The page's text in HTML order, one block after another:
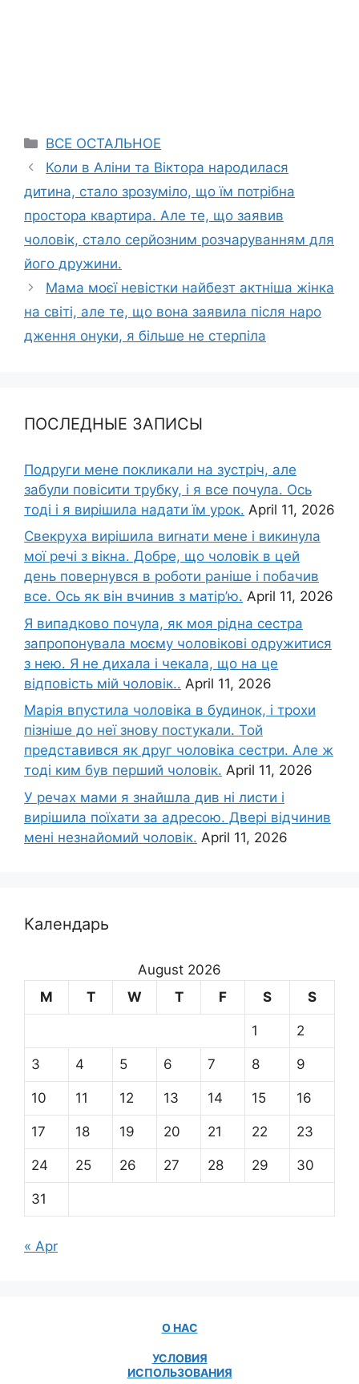
Categories
ВСЕ ОСТАЛЬНОЕ
Коли в Аліни та Віктора народилася
дитина, стало зрозуміло, що їм потрібна
простора квартира. Але те, що заявив
чоловік, стало серйозним розчаруванням для
його дружини.
Мама моєї невістки найбезт актніша жінка
на світі, але те, що вона заявила після наро
дження онуки, я більше не стеpпіла
ПОСЛЕДНЫЕ ЗАПИСЫ
Подруги мене покликали на зустріч, але
забули повісити трубку, і я все почула. Ось
тоді і я вирішила надати їм урок. April 11, 2026
Свекруха вирішила виrнати мене і викинула
мої речі з вікна. Добре, що чоловік в цей
день повернувся в роботи раніше і побачив
все. Ось як він вчинив з матір’ю. April 11, 2026
Я випадково почула, як моя рідна сестра
запропонувала моєму чоловікові одружитися
з нею. Я не дихала і чекала, що на це
відповість мій чоловік.. April 11, 2026
Марія впустила чоловіка в будинок, і трохи
пізніше до неї знову постукали. Той
представився як друг чоловіка сестри. Але ж
тоді ким був перший чоловік. April 11, 2026
У речах мами я знайшла див ні листи і
вирішила поїхати за адресою. Двері відчинив
мені незнайомий чоловік. April 11, 2026
Календарь
August 2026
M
T W T F S S
1 2
3 4 5 6 7 8 9
10 11 12 13 14 15 16
17 18 19 20 21 22 23
24 25 26 27 28 29 30
31
« Apr
О НАС
УСЛОВИЯ
ИСПОЛЬЗОВАНИЯ